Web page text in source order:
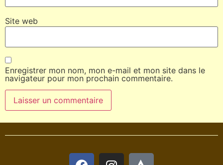
Site web
Enregistrer mon nom, mon e-mail et mon site dans le
navigateur pour mon prochain commentaire.